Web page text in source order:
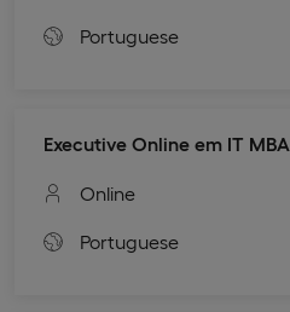
Portuguese
Executive Online em IT MBA
Online
Portuguese